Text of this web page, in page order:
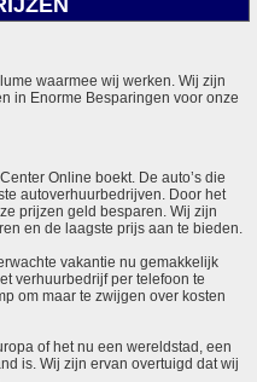
waarmee wij werken. Wij zijn
in Enorme Besparingen voor onze
Online boekt. De auto’s die
autoverhuurbedrijven. Door het
prijzen geld besparen. Wij zijn
en de laagste prijs aan te bieden.
vakantie nu gemakkelijk
verhuurbedrijf per telefoon te
om maar te zwijgen over kosten
of het nu een wereldstad, een
is. Wij zijn ervan overtuigd dat wij